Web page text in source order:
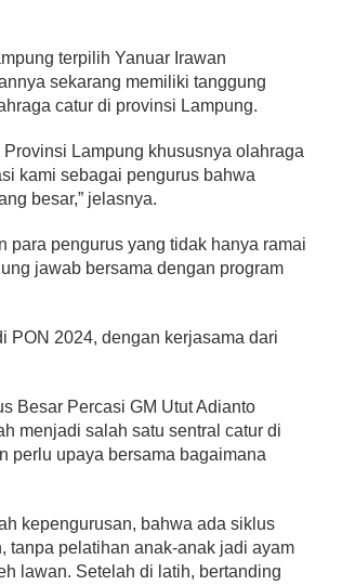
terpilih Yanuar Irawan
sekarang memiliki tanggung
catur di provinsi Lampung.
Lampung khususnya olahraga
kami sebagai pengurus bahwa
besar,” jelasnya.
para pengurus yang tidak hanya ramai
jawab bersama dengan program
PON 2024, dengan kerjasama dari
Besar Percasi GM Utut Adianto
menjadi salah satu sentral catur di
perlu upaya bersama bagaimana
kepengurusan, bahwa ada siklus
tanpa pelatihan anak-anak jadi ayam
lawan. Setelah di latih, bertanding